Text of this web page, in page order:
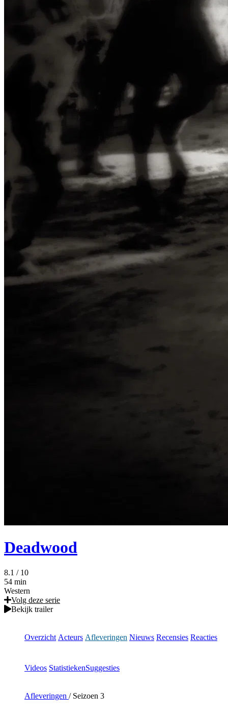
Deadwood
8.1 / 10
54 min
Western
Volg deze serie
Bekijk trailer
Overzicht Acteurs Afleveringen Nieuws Recensies Reacties
Videos StatistiekenSuggesties
Afleveringen /Seizoen 3